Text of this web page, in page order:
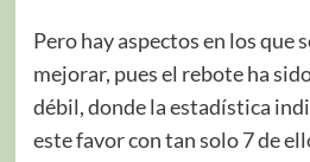
Pero hay aspectos en los que
mejorar, pues el rebote ha
débil, donde la estadística
este favor con tan solo 7 de